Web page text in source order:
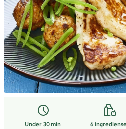
Under 30 min 6